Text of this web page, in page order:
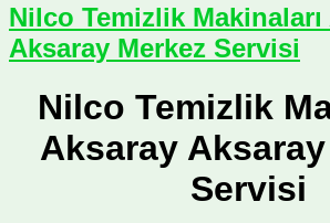
Nilco Temizlik Makinaları
Aksaray Merkez Servisi
Nilco Temizlik
Aksaray
Servisi